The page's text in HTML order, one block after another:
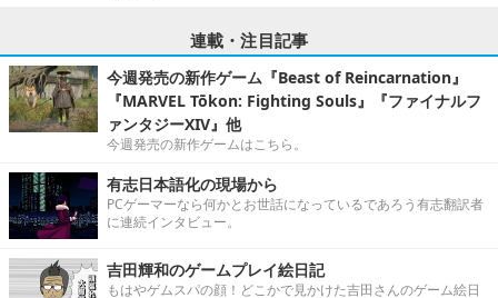
連載・注目記事
今週発売の新作ゲーム『Beast of Reincarnation』
『MARVEL Tōkon: Fighting Souls』『ファイナルフ
ァンタジーXIV』他
今週発売の新作ゲームはこちら。
有志日本語化の現場から
PCゲーマーなら何かとお世話になっているであろう有志翻訳者
に連続インタビュー。
吉田輝和のゲームプレイ絵日記
もはやゲムスパの顔！どこかで見かけた吉田さんのゲーム絵日